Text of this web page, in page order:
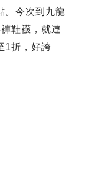
。今次到九龍
鞋襪，就連
1折，好誇